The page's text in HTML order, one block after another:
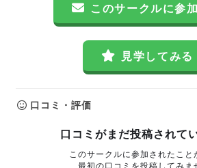
このサークルに参
見学してみる
口コミ・評価
口コミがまだ投稿されて
このサークルに参加されたこと
最初の口コミを投稿してみま